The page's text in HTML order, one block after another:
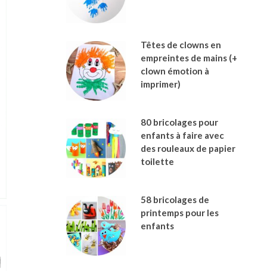
Têtes de clowns en
empreintes de mains (+
clown émotion à
imprimer)
80 bricolages pour
enfants à faire avec
des rouleaux de papier
toilette
58 bricolages de
printemps pour les
enfants